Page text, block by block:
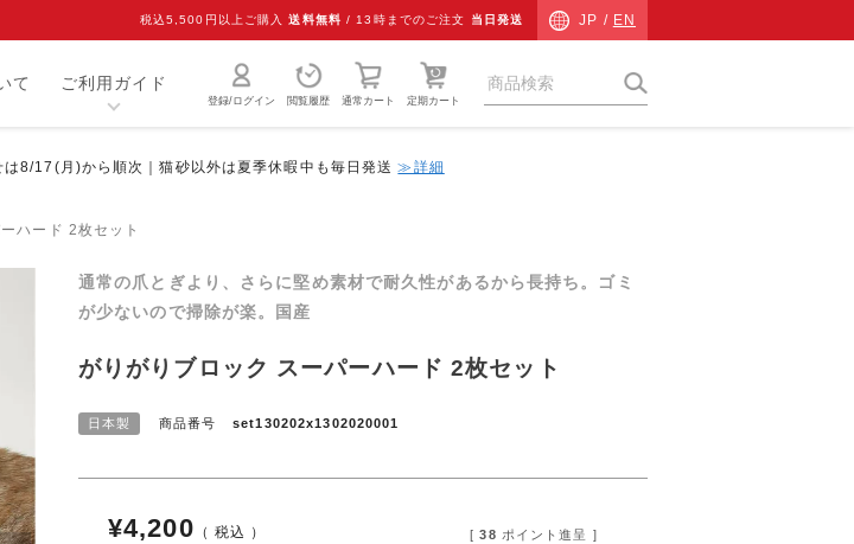
税込5,500円以上ご購入送料無料 / 13時までのご注文 当日発送 JP / EN
イレ用品 お手入れ用品
おもちゃ
首輪
オーナーグッズ
キャットフード
ネコ検査キット
その他
て ご利用ガイド
登録/ログイン 閲覧履歴 通常カート 定期カート
8/17(月)から順次｜猫砂以外は夏季休暇中も毎日発送≫詳細
ハード 2枚セット
通常の爪とぎより、さらに堅め素材で耐久性があるから長持ち。ゴミ
が少ないので掃除が楽。国産
がりがりブロック スーパーハード 2枚セット
日本製 商品番号 set130202x1302020001
¥4,200 税込 [ 38 ポイント進呈 ]